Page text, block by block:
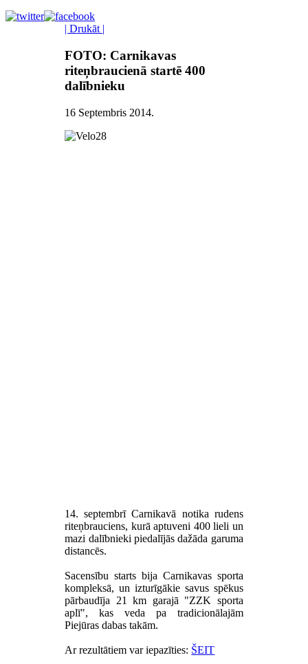
| Drukāt |
FOTO: Carnikavas
riteņbraucienā startē 400
dalībnieku
16 Septembris 2014.
14. septembrī Carnikavā notika rudens
riteņbrauciens, kurā aptuveni 400 lieli un
mazi dalībnieki piedalījās dažāda garuma
distancēs.
Sacensību starts bija Carnikavas sporta
kompleksā, un izturīgākie savus spēkus
pārbaudīja 21 km garajā "ZZK sporta
aplī", kas veda pa tradicionālajām
Piejūras dabas takām.
Ar rezultātiem var iepazīties: ŠEIT